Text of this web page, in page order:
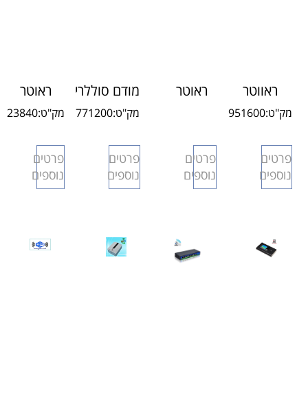
ראווטר
סוללרי
מק"ט:951600
פרטים
נוספים
ראוטר
חדש
פרטים
נוספים
מודם סוללרי
TERMINAL
מק"ט:771200
פרטים
נוספים
ראוטר
סוללרי נייד
חדש
מק"ט:23840
פרטים
נוספים